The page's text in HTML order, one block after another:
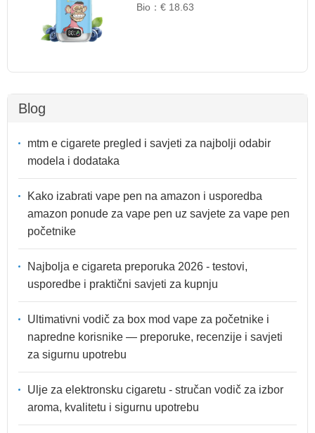
Bio：€ 18.63
Blog
mtm e cigarete pregled i savjeti za najbolji odabir
modela i dodataka
Kako izabrati vape pen na amazon i usporedba
amazon ponude za vape pen uz savjete za vape pen
početnike
Najbolja e cigareta preporuka 2026 - testovi,
usporedbe i praktični savjeti za kupnju
Ultimativni vodič za box mod vape za početnike i
napredne korisnike — preporuke, recenzije i savjeti
za sigurnu upotrebu
Ulje za elektronsku cigaretu - stručan vodič za izbor
aroma, kvalitetu i sigurnu upotrebu